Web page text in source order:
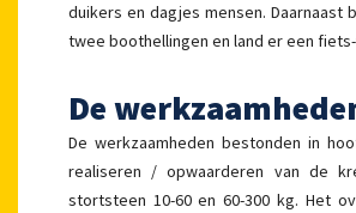
duikers en dagjes mensen. Daarnaast
twee boothellingen en land er een
De
De werkzaamheden bestonden in
realiseren / opwaarderen van de
stortsteen 10-60 en 60-300 kg. Het